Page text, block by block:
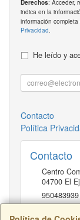
Derechos: Acceder,
indica en la
información
Privacidad
He leído y
Contacto
Política
Contacto
Centro
04700 El
950483939